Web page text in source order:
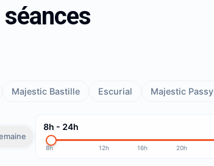
8h - 24h
8h 12h 16h 20h
Majestic Bastille Escurial Majestic Passy